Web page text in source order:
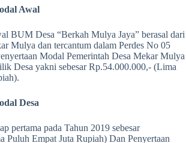
Awal
BUM Desa “Berkah Mulya Jaya” berasal dari
Mulya dan tercantum dalam Perdes No 05
Modal Pemerintah Desa Mekar Mulya
Desa yakni sebesar Rp.54.000.000,- (Lima
Desa
pertama pada Tahun 2019 sebesar
Puluh Empat Juta Rupiah) Dan Penyertaan